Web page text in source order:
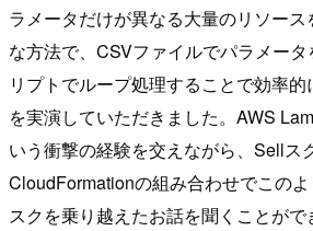
ラメータだけが異なる大量のリソー
な方法で、CSVファイルでパラメー
リプトでループ処理することで効率
を実演していただきました。AWS
いう衝撃の経験を交えながら、Sellス
CloudFormationの組み合わせでこの
スクを乗り越えたお話を聞くことが